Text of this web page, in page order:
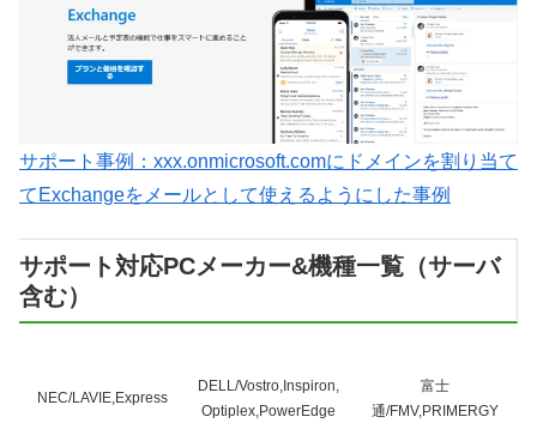
サポート事例：xxx.onmicrosoft.comにドメインを割り当て
てExchangeをメールとして使えるようにした事例
サポート対応PCメーカー&機種一覧（サーバ
含む）
NEC/LAVIE,Express
DELL/Vostro,Inspiron,
Optiplex,PowerEdge
富士
通/FMV,PRIMERGY